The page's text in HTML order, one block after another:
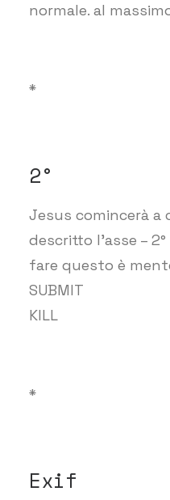
normale. al
*
2°
Jesus comincerà a
descritto l’asse –
fare questo è
SUBMIT
KILL
*
Exif